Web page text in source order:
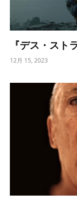
『デス・スト
12月 15, 2023